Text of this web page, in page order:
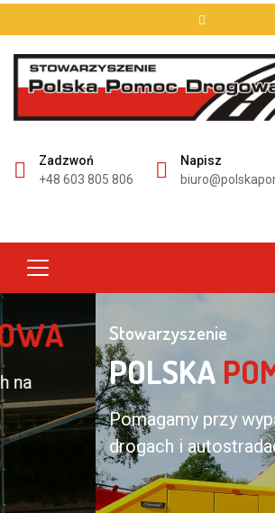
Zadzwoń
+48 603 805 806
Napisz
Stowarzyszenie
POLSKAPOMOC
Pomagamy przy wypadkach i
drogach i autostradach.